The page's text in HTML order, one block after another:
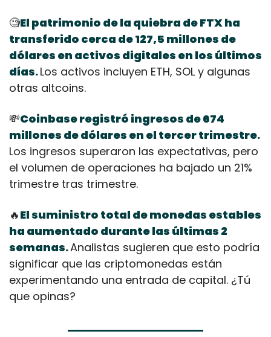
🧐El patrimonio de la quiebra de FTX ha
transferido cerca de 127,5 millones de
dólares en activos digitales en los últimos
días.Los activos incluyen ETH, SOL y algunas
otras altcoins.
💸Coinbase registró ingresos de 674
millones de dólares en el tercer trimestre
Los ingresos superaron las expectativas, pero
el volumen de operaciones ha bajado un 21%
trimestre tras trimestre.
🔥El suministro total de monedas estables
ha aumentado durante las últimas 2
semanas.Analistas sugieren que esto podría
significar que las criptomonedas están
experimentando una entrada de capital. ¿Tú
que opinas?